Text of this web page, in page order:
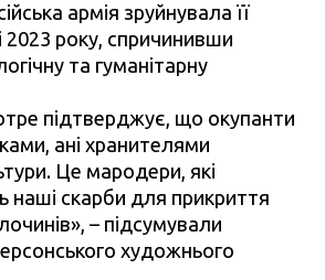
армія зруйнувала її
2023 року, спричинивши
та гуманітарну
підтверджує, що окупанти
ані хранителями
Це мародери, які
наші скарби для прикриття
– підсумували
художнього